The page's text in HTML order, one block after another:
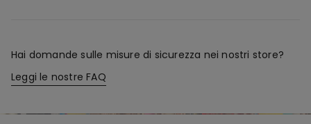
Hai domande sulle misure di sicurezza nei nostri store?
Leggi le nostre FAQ